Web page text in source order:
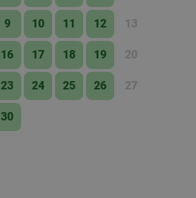
9 10 11 12 13
16 17 18 19 20
23 24 25 26 27
30